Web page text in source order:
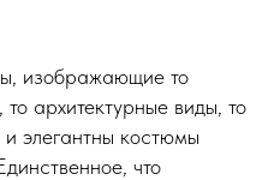
изображающие то
архитектурные виды, то
элегантны костюмы
что